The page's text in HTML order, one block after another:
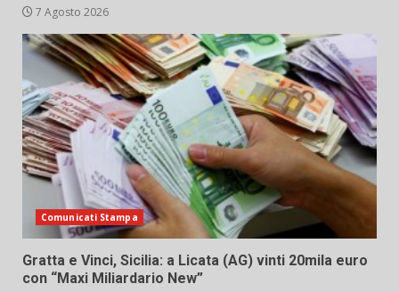
7 Agosto 2026
Comunicati Stampa
Gratta e Vinci, Sicilia: a Licata (AG) vinti 20mila euro
con “Maxi Miliardario New”